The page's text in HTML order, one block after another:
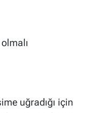
uğradığı için